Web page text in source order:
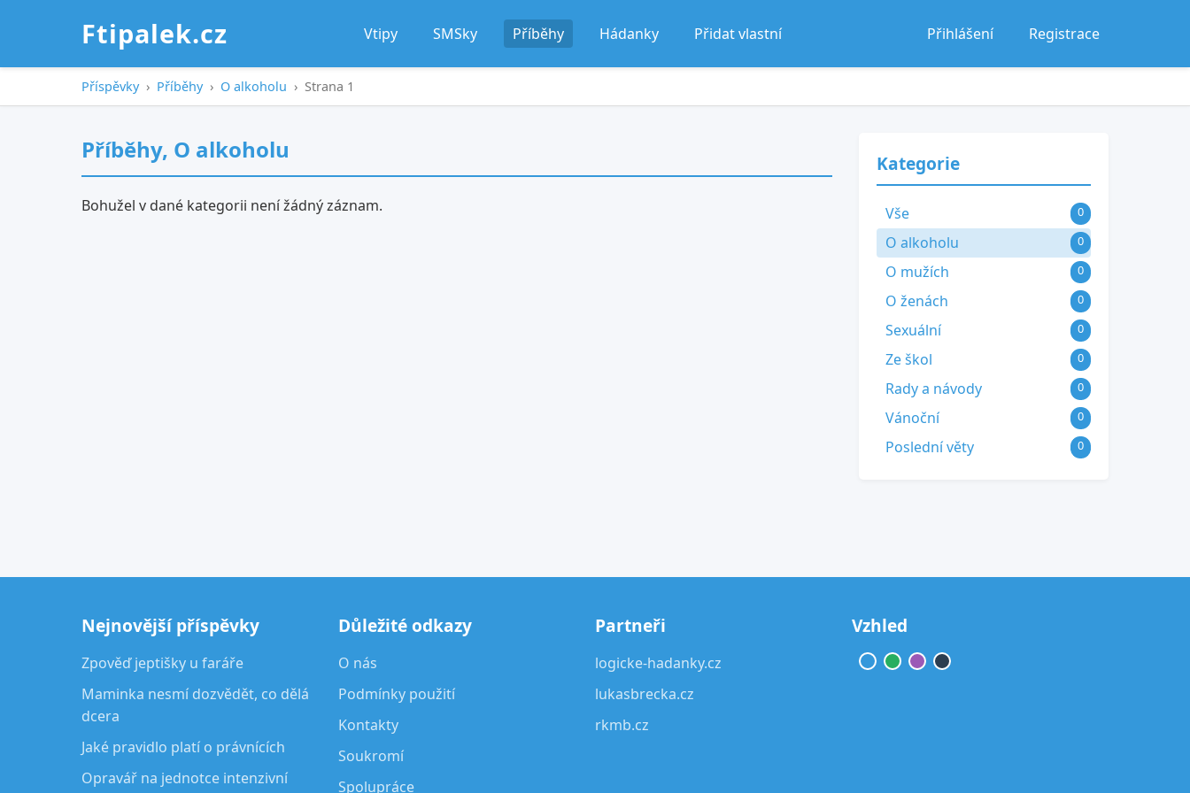
Ftipalek.cz Vtipy SMSky Příběhy Hádanky Přidat vlastní Přihlášení Registrace
Příspěvky › Příběhy › O alkoholu › Strana 1
Příběhy, O alkoholu
Bohužel v dané kategorii není žádný záznam.
Kategorie
Vše 0
O alkoholu 0
O mužích 0
O ženách 0
Sexuální 0
Ze škol 0
Rady a návody 0
Vánoční 0
Poslední věty 0
Nejnovější příspěvky
Zpověď jeptišky u faráře
Maminka nesmí dozvědět, co dělá
dcera
Jaké pravidlo platí o právnících
Opravář na jednotce intenzivní
Důležité odkazy
O nás
Podmínky použití
Kontakty
Soukromí
Spolupráce
Partneři
logicke-hadanky.cz
lukasbrecka.cz
rkmb.cz
Vzhled